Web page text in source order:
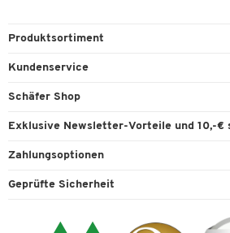
Produktsortiment
Büroausstattung
Reinigung & Hygiene
Technik
Kundenservice
Direktbestellung
Kontaktformulare
Lieferinformationen
Schäfer Shop
Services & Leistungen
Workplace Solutions
Exklusive Newsletter-Vorteile und 10,-€
Willkommensgutschein
Expertenwissen
Zahlungsoptionen
Paypal
Geprüfte Sicherheit